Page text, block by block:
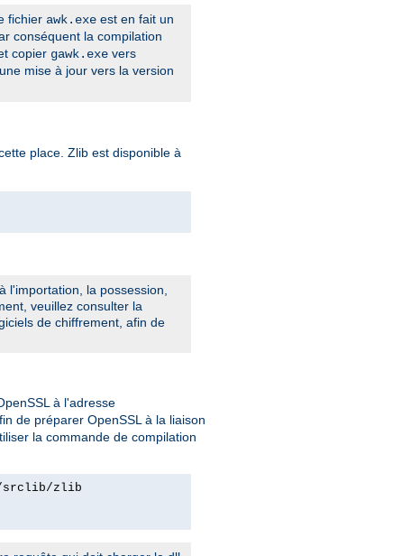
fichier awk.exe est en fait un
conséquent la compilation
copier gawk.exe vers
mise à jour vers la version
place. Zlib est disponible à
l'importation, la possession,
veuillez consulter la
de chiffrement, afin de
à l'adresse
de préparer OpenSSL à la liaison
la commande de compilation
srclib/zlib